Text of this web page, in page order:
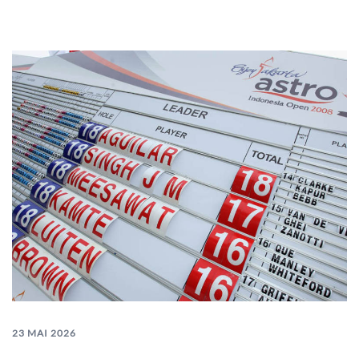
23 MAI 2026